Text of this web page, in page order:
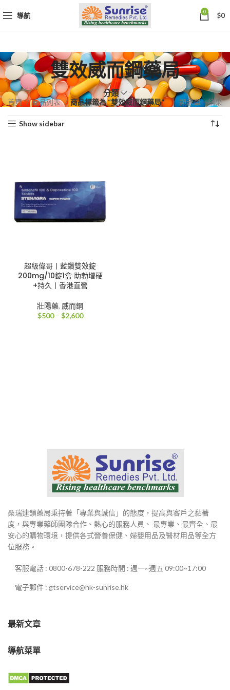
導航 0 $0
雙效威而鋼藥局
分類
首頁 商品列表 商品標籤為 “雙效威而鋼藥局” 顯示單一結果
Show sidebar
超級偉哥丨藍鑽雙效錠
200mg/10錠1盒 助勃增硬
+持久丨香港直營
壯陽藥, 威而鋼
$500 – $2,600價
桑瑞連鎖藥局秉持著「專業與誠信」的態度，提高與客戶之黏著
度，與專業藥師團隊合作、熱心的服務人員、 最專業、最齊全、最
安心的購物環境，提供各式營養保健、婦嬰用品及醫材用品等全方
位服務。
客服電話 : 0800-678-222 服務時間 : 週一~週五 09:00~17:00
電子郵件 : gtservice@hk-sunrise.hk
最新文章
導航菜單